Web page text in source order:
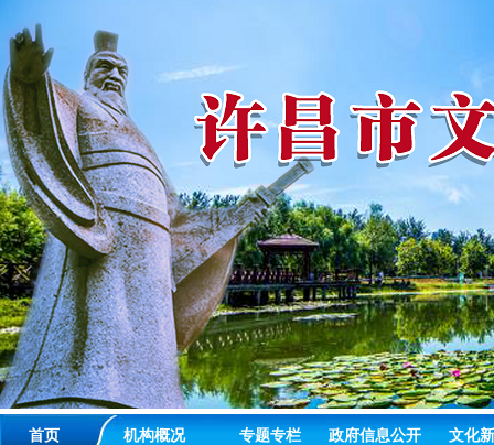
首页 机构概况 专题专栏 政府信息公开 文化